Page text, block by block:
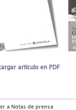
artículo en PDF
a Notas de prensa